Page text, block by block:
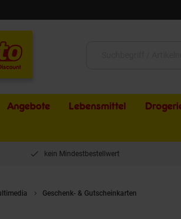
Angebote Lebensmittel
kein Mindestbestellwert
Geschenk- & Gutscheinkarten